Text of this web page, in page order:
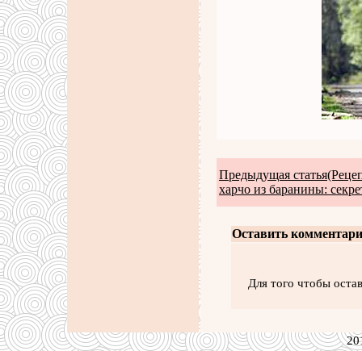
Предыдущая
харчо из баранины:
Оставить
Для того чтобы